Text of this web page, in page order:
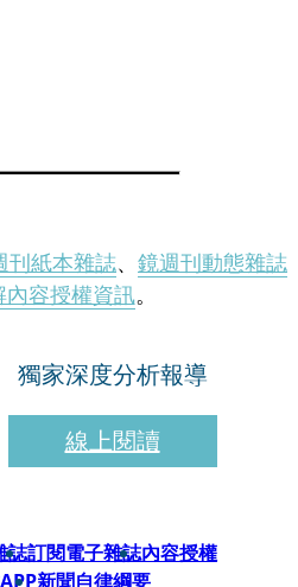
刊紙本雜誌、 鏡週刊動態雜誌
內容授權資訊。
獨家深度分析報導
線上閱讀
誌訂閱電子雜誌內容授權
新聞自律綱要